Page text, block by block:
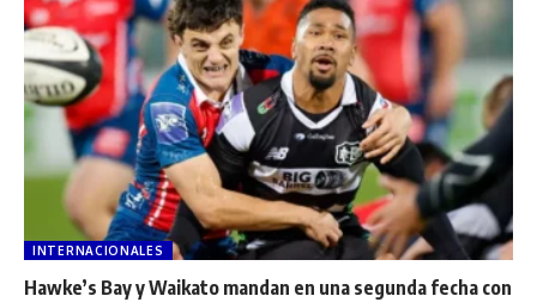
INTERNACIONALES
Hawke’s Bay y Waikato mandan en una segunda fecha con